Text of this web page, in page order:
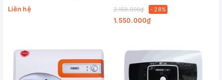
Liên hệ 2.150.000₫ - 28%
1.550.000₫